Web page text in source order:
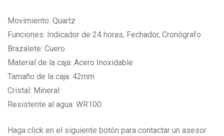
Movimiento: Quartz
Funciones: Indicador de 24 horas, Fechador, Cronógrafo
Brazalete: Cuero
Material de la caja: Acero Inoxidable
Tamaño de la caja: 42mm
Cristal: Mineral
Resistente al agua: WR100
Haga click en el siguiente botón para contactar un asesor